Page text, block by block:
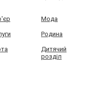
Мода
Родина
Дитячий
розділ